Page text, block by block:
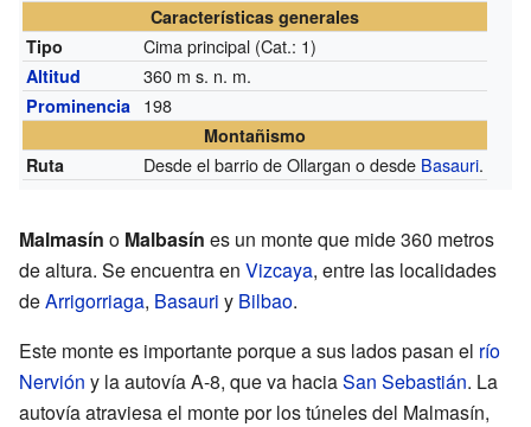
Características generales
Tipo
Cima principal (Cat.: 1)
Altitud 360 m s. n. m.
Prominencia 198
Montañismo
Ruta
Desde el barrio de Ollargan o desde Basauri.
Malmasín o Malbasín es un monte que mide 360 metros
de altura. Se encuentra en Vizcaya, entre las localidades
deArrigorriaga, Basauri y Bilbao.
Este monte es importante porque a sus lados pasan el río
Nervión y la autovía A-8, que va haciaSan Sebastián. La
autovía atraviesa el monte por los túneles del Malmasín,